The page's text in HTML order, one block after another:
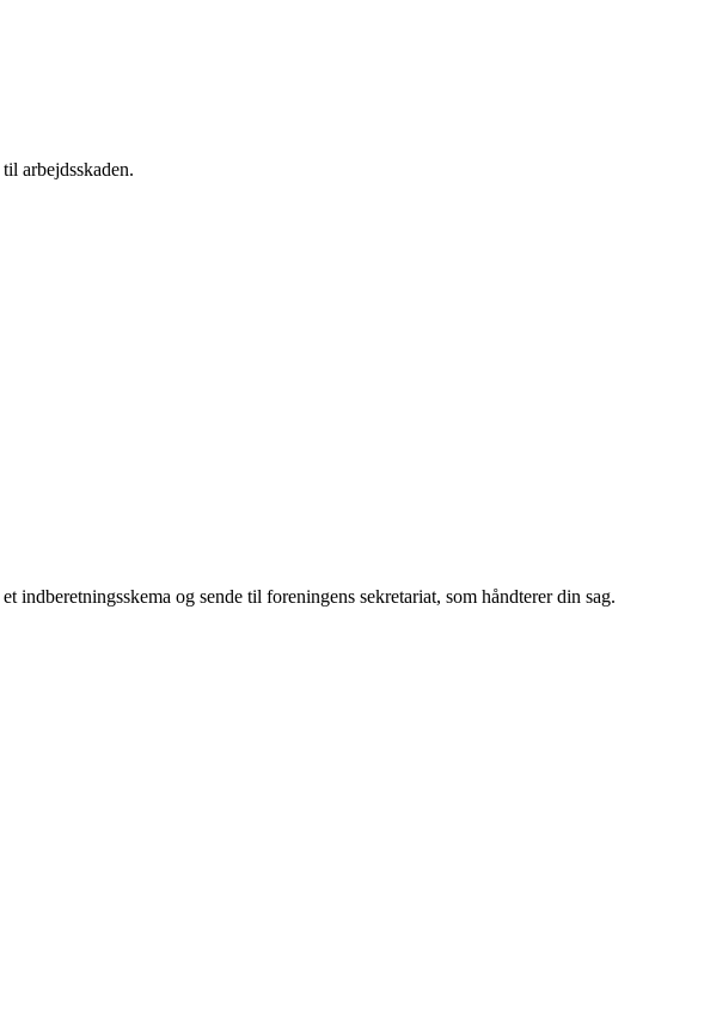
arbejdsskaden.
og sende til foreningens sekretariat, som håndterer din sag.